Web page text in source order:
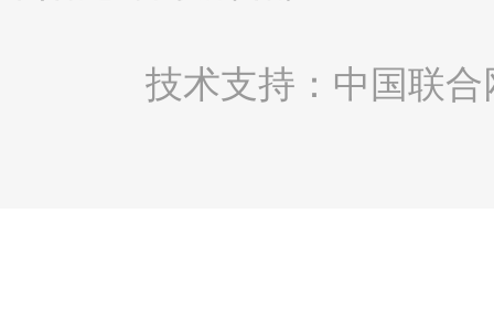
技术支持：中国联